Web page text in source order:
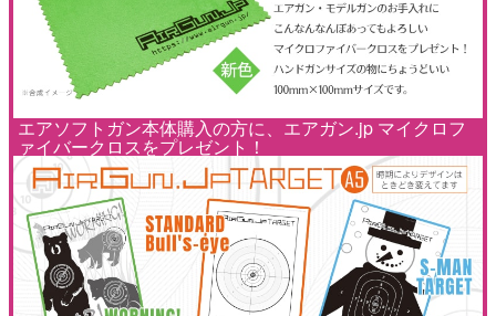
エアソフトガン本体購入の方に、エアガン.jp マイクロフ
ァイバークロスをプレゼント！